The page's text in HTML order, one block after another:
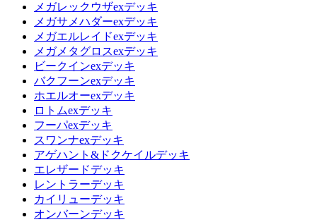
メガレックウザexデッキ
メガサメハダーexデッキ
メガエルレイドexデッキ
メガメタグロスexデッキ
ビークインexデッキ
バクフーンexデッキ
ホエルオーexデッキ
ロトムexデッキ
フーパexデッキ
スワンナexデッキ
アゲハント&ドクケイルデッキ
エレザードデッキ
レントラーデッキ
カイリューデッキ
オンバーンデッキ